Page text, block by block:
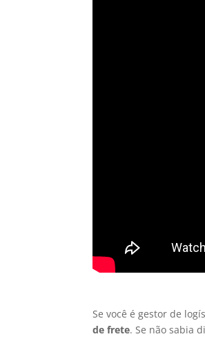
Se você é gestor de
de frete. Se não sabia